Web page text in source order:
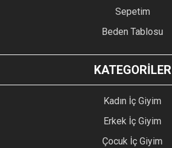
Sepetim
Beden Tablosu
KATEGORİLER
Kadın İç Giyim
Erkek İç Giyim
Çocuk İç Giyim